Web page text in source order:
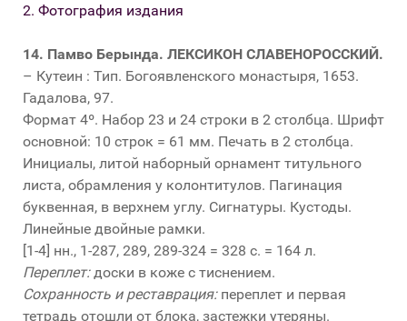
2. Фотография издания
14. Памво Берында. ЛЕКСИКОН СЛАВЕНОРОССКИЙ.
– Кутеин : Тип. Богоявленского монастыря, 1653.
Гадалова, 97.
Формат 4º. Набор 23 и 24 строки в 2 столбца. Шрифт
основной: 10 строк = 61 мм. Печать в 2 столбца.
Инициалы, литой наборный орнамент титульного
листа, обрамления у колонтитулов. Пагинация
буквенная, в верхнем углу. Сигнатуры. Кустоды.
Линейные двойные рамки.
[1-4] нн., 1-287, 289, 289-324 = 328 с. = 164 л.
Переплет:доски в коже с тиснением.
Сохранность и реставрация:переплет и первая
тетрадь отошли от блока, застежки утеряны.